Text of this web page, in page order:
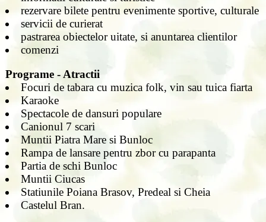
rezervare bilete pentru evenimente sportive, culturale
servicii de curierat
pastrarea obiectelor uitate, si anuntarea clientilor
comenzi
Programe - Atractii
Focuri de tabara cu muzica folk, vin sau tuica fiarta
Karaoke
Spectacole de dansuri populare
Canionul 7 scari
Muntii Piatra Mare si Bunloc
Rampa de lansare pentru zbor cu parapanta
Partia de schi Bunloc
Muntii Ciucas
Statiunile Poiana Brasov, Predeal si Cheia
Castelul Bran.